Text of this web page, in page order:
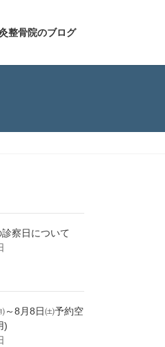
整骨院のブログ
察日について
～8月8日㈯予約空
)